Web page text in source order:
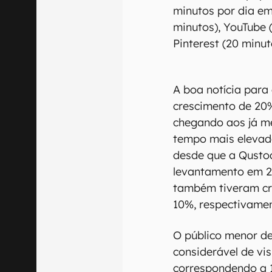
minutos por dia
minutos),
Pinterest (20
A boa notícia para
crescimento de
chegando aos já
tempo mais
desde que a
levantamento em
também tiveram
10%,
O público menor
considerável de
correspondendo a